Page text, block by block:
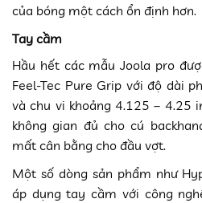
của bóng một cách ổn định hơn.
Tay cầm
Hầu hết các mẫu Joola pro
Feel-Tec Pure Grip với độ dài
và chu vi khoảng 4.125 – 4.25
không gian đủ cho cú
mất cân bằng cho đầu vợt.
Một số dòng sản phẩm như
áp dụng tay cầm với công